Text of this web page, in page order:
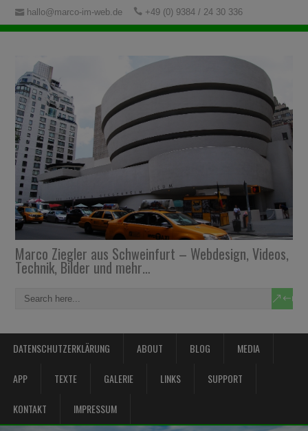
hallo@marco-im-web.de +49 (0) 9384 / 24 30 336
Marco Ziegler aus Schweinfurt – Webdesign, Videos,
Technik, Bilder und mehr…
DATENSCHUTZERKLÄRUNG ABOUT BLOG MEDIA
APP TEXTE GALERIE LINKS SUPPORT
KONTAKT IMPRESSUM